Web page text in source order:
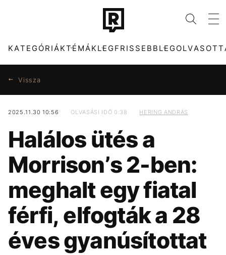
KATEGÓRIÁKTÉMÁKLEGFRISSEBB
ZENE DIVAT
KULTÚRA ENTR
FILM + SOROZAT TECH-TUDOMÁNY
SPORT TÁRSADALOM
KÖZÉLET UTAZÁS
ÉLETMÓD DESIGN
DUNA KÁVÉ
KONCERT ENERGIAVÁLSÁG
SEBESTYÉN BALÁZS MADONNA
MAGYARORSZÁG TIKTOK
Vissza
2025.11.30 10:56 OLVASÁSI IDŐ 0:38 HERING ANDRÁS
Halálos ütés a
Morrison’s 2-ben:
meghalt egy fiatal
férfi, elfogták a 28
éves gyanúsítottat